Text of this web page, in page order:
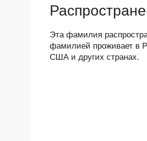
Эта фамилия
фамилией проживает в
США и других странах.